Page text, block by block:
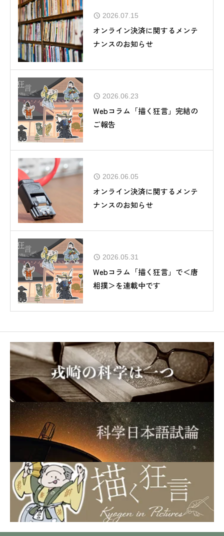
2026.07.15
オンライン決済に関するメンテ
ナンスのお知らせ
2026.06.23
Webコラム「描く狂言」完結の
ご報告
2026.06.05
オンライン決済に関するメンテ
ナンスのお知らせ
2026.05.31
Webコラム「描く狂言」で＜唐
相撲＞を連載中です